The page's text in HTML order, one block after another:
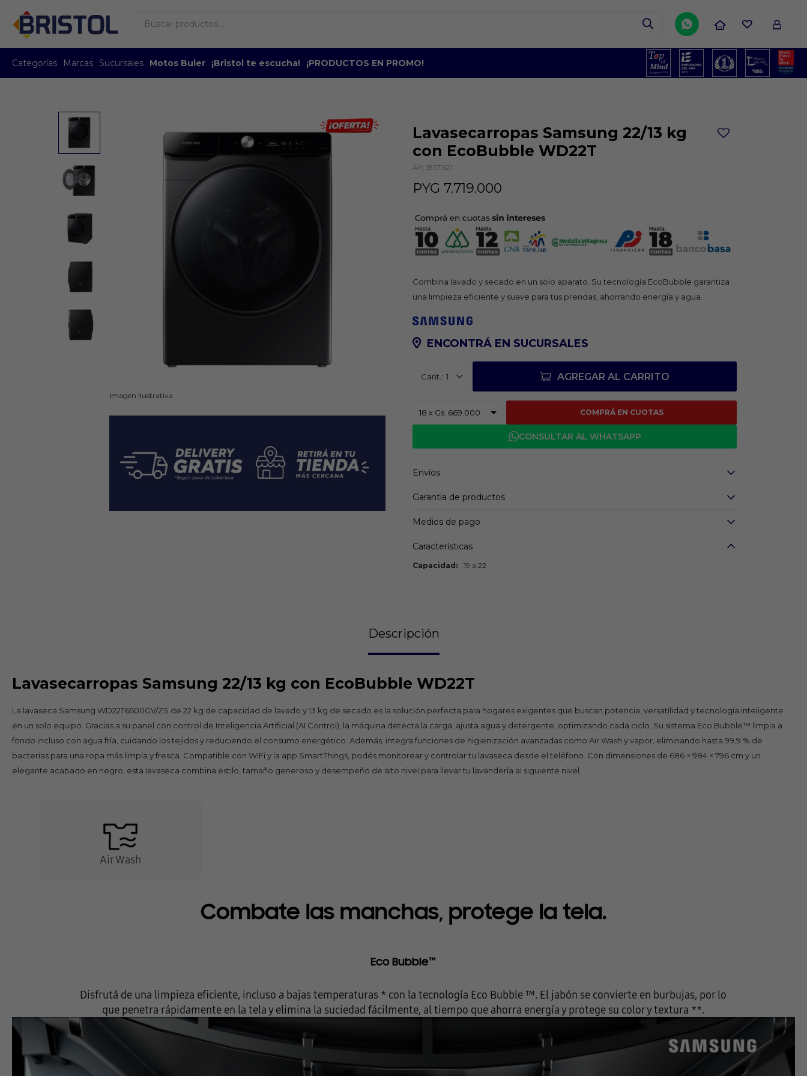
Categorías Marcas Sucursales Motos Buler ¡Bristol te escucha! ¡PRODUCTOS EN PROMO!

Imagen Ilustrativa
Lavasecarropas Samsung 22/13 kg
con EcoBubble WD22T
BS7621
PYG 7.719.000
Combina lavado y secado en un solo aparato. Su tecnología EcoBubble garantiza
una limpieza eficiente y suave para tus prendas, ahorrando energía y agua.
ENCONTRÁ EN SUCURSALES
1 AGREGAR AL CARRITO
COMPRÁ EN CUOTAS
CONSULTAR AL WHATSAPP
Envíos
Garantía de productos
Medios de pago
Características
Capacidad 19 a 22
Descripción
Lavasecarropas Samsung 22/13 kg con EcoBubble WD22T
La lavaseca Samsung WD22T6500GV/ZS de 22 kg de capacidad de lavado y 13 kg de secado es la solución perfecta para hogares exigentes que buscan potencia, versatilidad y tecnología inteligente
en un solo equipo. Gracias a su panel con control de Inteligencia Artificial (AI Control), la máquina detecta la carga, ajusta agua y detergente, optimizando cada ciclo. Su sistema Eco Bubble™ limpia a
fondo incluso con agua fría, cuidando los tejidos y reduciendo el consumo energético. Además, integra funciones de higienización avanzadas como Air Wash y vapor, eliminando hasta 99,9 % de
bacterias para una ropa más limpia y fresca. Compatible con WiFi y la app SmartThings, podés monitorear y controlar tu lavaseca desde el teléfono. Con dimensiones de 686 × 984 × 796 cm y un
elegante acabado en negro, esta lavaseca combina estilo, tamaño generoso y desempeño de alto nivel para llevar tu lavandería al siguiente nivel.
Air Wash
Combate las manchas, protege la tela.
Eco Bubble™
Disfrutá de una limpieza eficiente, incluso a bajas temperaturas * con la tecnología Eco Bubble ™. El jabón se convierte en burbujas, por lo
que penetra rápidamente en la tela y elimina la suciedad fácilmente, al tiempo que ahorra energía y protege su color y textura **.